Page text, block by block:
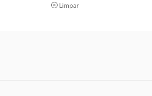
Limpar